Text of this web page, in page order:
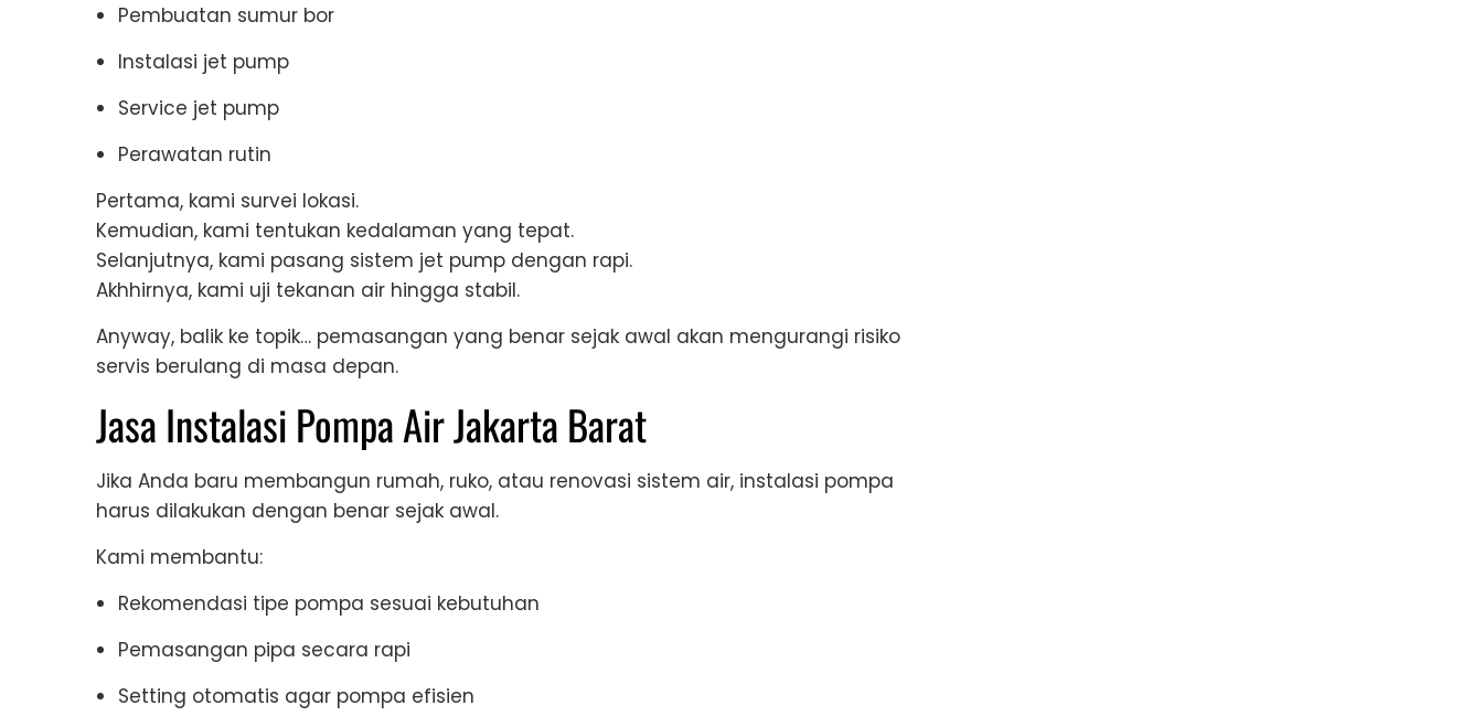
Pembuatan sumur bor
Instalasi jet pump
Service jet pump
Perawatan rutin
Pertama, kami survei lokasi.
Kemudian, kami tentukan kedalaman yang tepat.
Selanjutnya, kami pasang sistem jet pump dengan rapi.
Akhhirnya, kami uji tekanan air hingga stabil.
Anyway, balik ke topik… pemasangan yang benar sejak awal akan mengurangi risiko
servis berulang di masa depan.
Jasa Instalasi Pompa Air Jakarta Barat
Jika Anda baru membangun rumah, ruko, atau renovasi sistem air, instalasi pompa
harus dilakukan dengan benar sejak awal.
Kami membantu:
Rekomendasi tipe pompa sesuai kebutuhan
Pemasangan pipa secara rapi
Setting otomatis agar pompa efisien